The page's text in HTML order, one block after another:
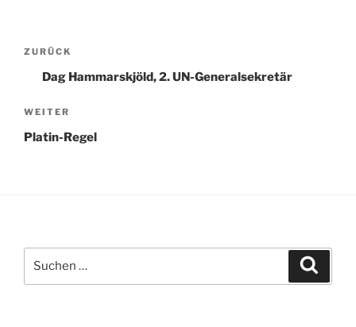
Beitragsnavigation
Vorheriger
Beitrag
ZURÜCK
Dag Hammarskjöld, 2. UN-Generalsekretär
Nächster
Beitrag
WEITER
Platin-Regel
nach: